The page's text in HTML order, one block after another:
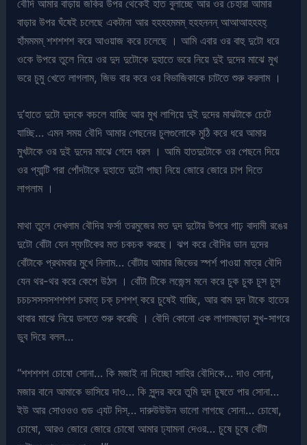
বৌদি আমার বাড়ায় জকির উপর থেকেই হাত বুলাচ্ছে আর ওর চেহারা আমার
বাড়ার উপর ঘঁষেই চলেছে একটানা আর হহহহমমম্ হহহননন্ আআআহহহহ্
হাঁমমমম্ শশশশশ করে আওয়াজ করে চলেছে । আমি এবার ওর বাহু দুটো ধরে
ওকে উপরে তুলে নিয়ে ওর দুদ দুটোকে দুহাতে ভরে নিয়ে দুই দুদের মাঝে মুখ
ভরে চুমু খেতে লাগলাম, জিভ বার করে ওর বিভাজিকাকে চাটতে শুরু করলাম ।
দু’হাতে দুটো দুদকে কচলে যাচ্ছি আর মুখ লাগিয়ে দুই দুদের মাঝটাকে চেটে
যাচ্ছি… এমন সময় বৌদি আমার পেছনের চুলগুলোকে মুঠি করে ধরে আমার
মুখটাকে ওর দুই দুদের মাঝে গেদে ধরল । আমি হাতদুটোকে ওর পেছনে দিয়ে
ওর প্যান্টি পরা পোঁদটাকে দুহাতে দুটো পাছা নিয়ে জোরে জোরে চাপ দিতে
লাগলাম ।
মাথা তুলে দেখলাম বৌদির ফর্সা তরমুজের মত দুদ দুটোর উপরে গাঢ় বাদামী রঙের
দুটো বোঁটা যেন স্ফটিকের মত চকচক করছে। ঝপ করে বৌদির ডান দুদের
বোঁটাকে প্রথমবার মুখে নিলাম… বোঁটায় আমার জিভের স্পর্শ পাওয়া মাত্র বৌদি
যেন থর-থর করে কেপে উঠল । বোঁটা টিকে লজেন্স মনে করে চুক চুক চুস চুস
চচচসসসসশশশশ চকাত্ চক্ চশশশ্ করে চুষেই যাচ্ছি, আর বাম দুদ টাকে হাতের
থাবার মাঝে নিয়ে ডলতে শুরু করেছি । বৌদি কোনো এক লাগামছাড়া সুখ-সাগরে
ডুব দিয়ে বলল…
“শশশশশ চোষো সোনা… কি মজাই না দিচ্ছো সাহির বৌদিকে… দাও সোনা,
মজার বানে আমাকে ভাসিয়ে দাও… কি সুন্দর করে তুমি দুদ চুষতে পার সোনা…
ইউ আর সোওওও গুড এ্যট দিস্… দারুউউউন ভালো লাগছে সোনা… চোষো,
চোষো, আরও জোরে জোরে চোষো আমার ঢ্যামনা দেওর… চুষে চুষে বোঁটা